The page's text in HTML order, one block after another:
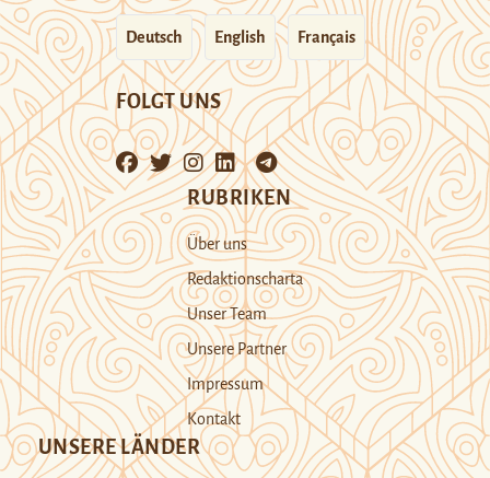
Deutsch English Français
FOLGT UNS
RUBRIKEN
Über uns
Redaktionscharta
Unser Team
Unsere Partner
Impressum
Kontakt
UNSERE LÄNDER